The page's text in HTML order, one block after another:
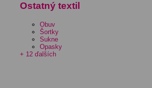
Ostatný textil
Obuv
Šortky
Sukne
Opasky
+ 12 ďalších